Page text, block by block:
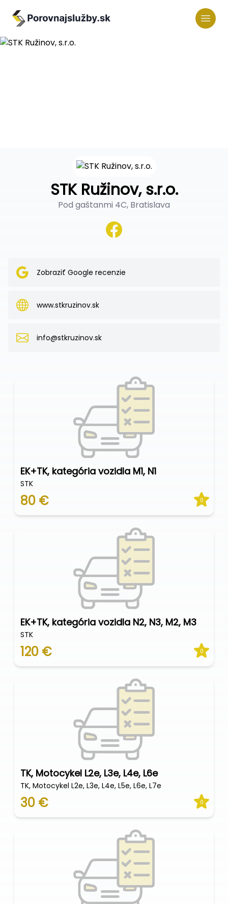
STK Ružinov, s.r.o.
Pod gaštanmi 4C, Bratislava
Zobraziť Google recenzie
www.stkruzinov.sk
info@stkruzinov.sk
EK+TK, kategória vozidla M1, N1
STK
80 € 0
EK+TK, kategória vozidla N2, N3, M2, M3
STK
120 € 0
TK, Motocykel L2e, L3e, L4e, L6e
TK, Motocykel L2e, L3e, L4e, L5e, L6e, L7e
30 € 0